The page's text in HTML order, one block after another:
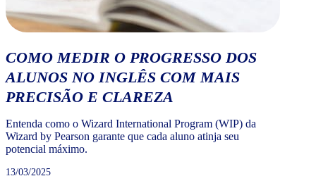
COMO MEDIR O PROGRESSO DOS
ALUNOS NO INGLÊS COM MAIS
PRECISÃO E CLAREZA
Entenda como o Wizard International Program (WIP) da
Wizard by Pearson garante que cada aluno atinja seu
potencial máximo.
13/03/2025